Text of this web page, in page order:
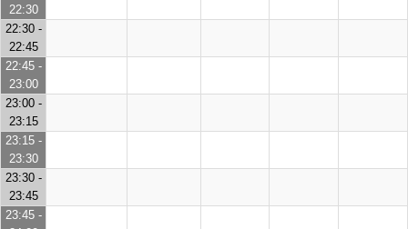
22:30
22:30 -
22:45
22:45 -
23:00
23:00 -
23:15
23:15 -
23:30
23:30 -
23:45
23:45 -